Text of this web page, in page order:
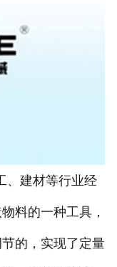
、建材等行业经
料的一种工具，
的，实现了定量